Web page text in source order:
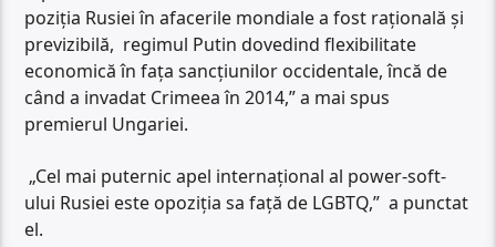
poziţia Rusiei în afacerile mondiale a fost raţională şi
previzibilă, regimul Putin dovedind flexibilitate
economică în fața sancţiunilor occidentale, încă de
când a invadat Crimeea în 2014,” a mai spus
premierul Ungariei.
„Cel mai puternic apel internaţional al power-soft-
ului Rusiei este opoziţia sa faţă de LGBTQ,” a punctat
el.